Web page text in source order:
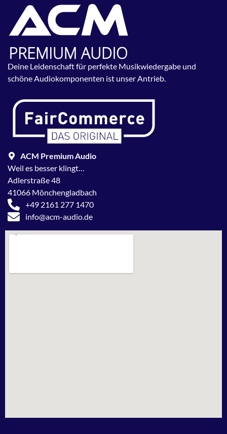
Deine Leidenschaft für perfekte Musikwiedergabe und
schöne Audiokomponenten ist unser Antrieb.
ACM Premium Audio
Weil es besser klingt…
Adlerstraße 48
41066 Mönchengladbach
+49 2161 277 1470
info@acm-audio.de